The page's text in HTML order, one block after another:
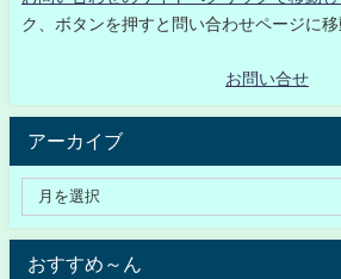
ク、ボタンを押すと問い合わせページに移
お問い合せ
アーカイブ
おすすめ～ん